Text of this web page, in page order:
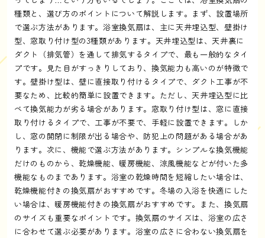
種類と、選び方のポイントについて解説します。まず、設置場所
で選ぶ方法があります。浴室換気扇は、主に天井埋込型、壁掛け
型、窓取り付け型の3種類があります。天井埋込型は、天井裏に
ダクト（排気管）を通して排気するタイプで、最も一般的なタイ
プです。見た目がすっきりしており、換気能力も高いのが特徴で
す。壁掛け型は、壁に直接取り付けるタイプで、ダクト工事が不
要なため、比較的簡単に設置できます。ただし、天井埋込型に比
べて換気能力が劣る場合があります。窓取り付け型は、窓に直接
取り付けるタイプで、工事が不要で、手軽に設置できます。しか
し、窓の開閉に制限が出る場合や、防犯上の問題がある場合があ
ります。次に、機能で選ぶ方法があります。シンプルな換気機能
だけのものから、乾燥機能、暖房機能、涼風機能などが付いた多
機能なものまであります。浴室の乾燥時間を短縮したい場合は、
乾燥機能付きの換気扇がおすすめです。冬場の入浴を快適にした
い場合は、暖房機能付きの換気扇がおすすめです。また、換気扇
のサイズも重要なポイントです。換気扇のサイズは、浴室の広さ
に合わせて選ぶ必要があります。浴室の広さに合わない換気扇を